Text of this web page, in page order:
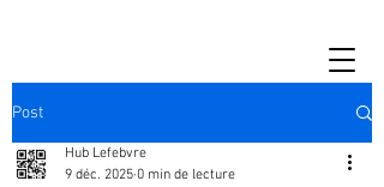
Post
Hub Lefebvre
9 déc. 2025 0 min de lecture